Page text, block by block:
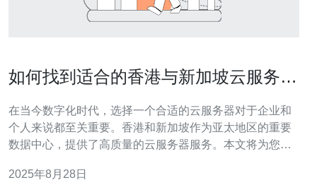
如何找到适合的香港与新加坡云服务器
在当今数字化时代，选择一个合适的云服务器对于企业和
个人来说都至关重要。香港和新加坡作为亚太地区的重要
数据中心，提供了高质量的云服务器服务。本文将为您提
务器网站。 1. 确定需求 首先，您需要明确自己的需求。以
2025年8月28日